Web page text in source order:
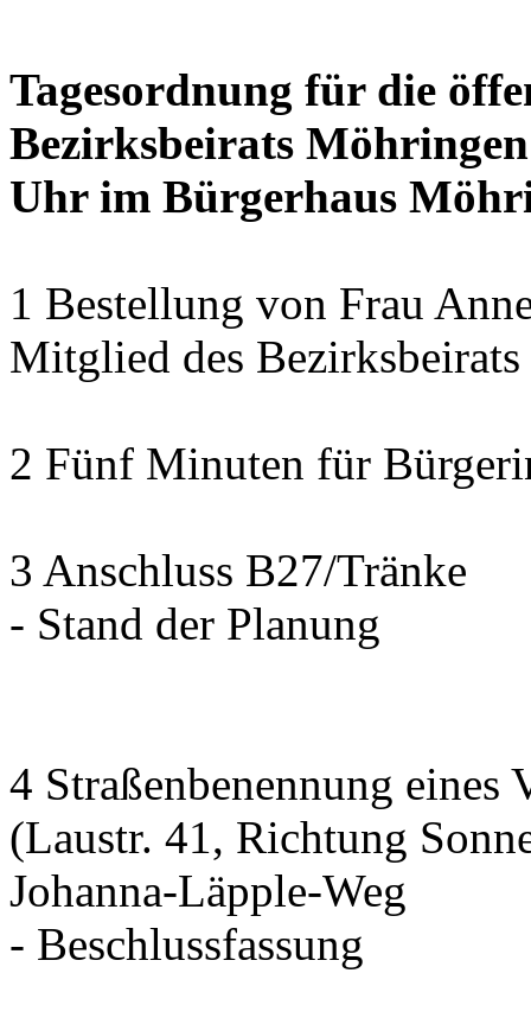
Tagesordnung für die
Bezirksbeirats
Uhr im Bürgerhaus
1 Bestellung von Frau
Mitglied des
2 Fünf Minuten für
3 Anschluss B27/Tränke
- Stand der Planung
4 Straßenbenennung eines
(Laustr. 41, Richtung
Johanna-Läpple-Weg
- Beschlussfassung